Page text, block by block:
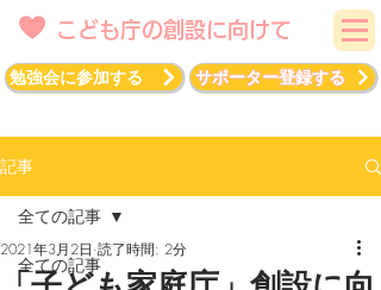
こども庁の創設に向けて
勉強会に参加する サポーター登録する
記事
全ての記事
全ての記事
2021年3月2日 読了時間: 2分